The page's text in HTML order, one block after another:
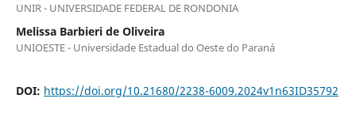
UNIR - UNIVERSIDADE FEDERAL DE RONDONIA
Melissa Barbieri de Oliveira
UNIOESTE - Universidade Estadual do Oeste do Paraná
DOI: https://doi.org/10.21680/2238-6009.2024v1n63ID35792